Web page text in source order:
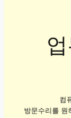
컴
방문수리를 원